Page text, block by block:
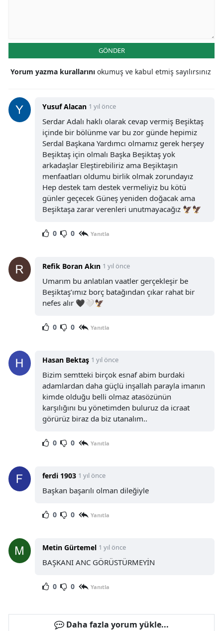
GÖNDER
Yorum yazma kurallarını okumuş ve kabul etmiş sayılırsınız
Yusuf Alacan 1 yıl önce
Serdar Adalı haklı olarak cevap vermiş Beşiktaş
içinde bir bölünme var bu zor günde hepimiz
Serdal Başkana Yardımcı olmamız gerek herşey
Beşiktaş için olmalı Başka Beşiktaş yok
arkadaşlar Eleştirebiliriz ama Beşiktaşın
menfaatları oldumu birlik olmak zorundayız
Hep destek tam destek vermeliyiz bu kötü
günler geçecek Güneş yeniden doğacak ama
Beşiktaşa zarar verenleri unutmayacağız 🦅🦅
0 0 Yanıtla
Refik Boran Akın 1 yıl önce
Umarım bu anlatılan vaatler gerçekleşir be
Beşiktaş’ımız borç batağından çıkar rahat bir
nefes alır 🖤🤍🦅
0 0 Yanıtla
Hasan Bektaş 1 yıl önce
Bizim semtteki birçok esnaf abim burdaki
adamlardan daha güçlü inşallah parayla imanın
kimde olduğu belli olmaz atasözünün
karşılığını bu yönetimden buluruz da icraat
görürüz biraz da biz utanalım..
0 0 Yanıtla
ferdi 1903 1 yıl önce
Başkan başarılı olman dileğiyle
0 0 Yanıtla
Metin Gürtemel 1 yıl önce
BAŞKANI ANC GÖRÜSTÜRMEYİN
0 0 Yanıtla
Daha fazla yorum yükle...